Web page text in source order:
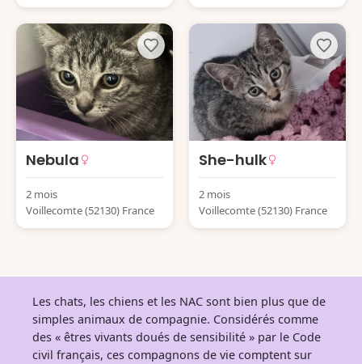
Nebula
2 mois
Voillecomte (52130) France
She-hulk
2 mois
Voillecomte (52130) France
Les chats, les chiens et les NAC sont bien plus que de
simples animaux de compagnie. Considérés comme
des « êtres vivants doués de sensibilité » par le Code
civil français, ces compagnons de vie comptent sur